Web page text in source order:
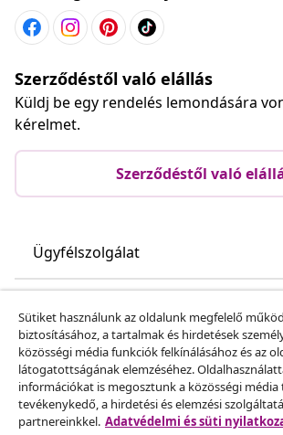
Szerződéstől való elállás
Küldj be egy rendelés lemondására
kérelmet.
Szerződéstől való
Ügyfélszolgálat
vidaXL
Fedezz fel többet
Sütiket használunk az oldalunk megfelelő
biztosításához, a tartalmak és hirdetések
közösségi média funkciók felkínálásához és az
látogatottságának elemzéséhez.
információkat is megosztunk a közösségi média
tevékenykedő, a hirdetési és elemzési
partnereinkkel. Adatvédelmi és süti